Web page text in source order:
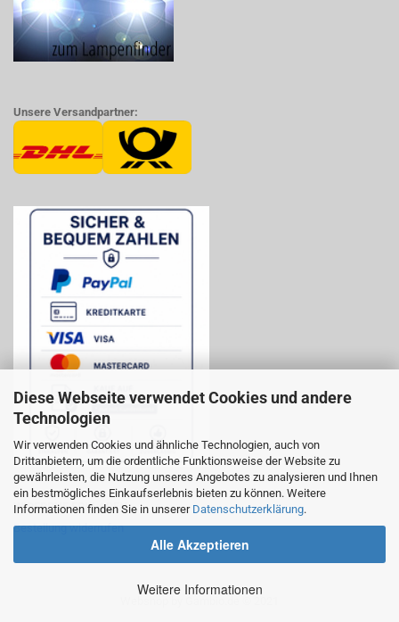
Diese Webseite verwendet Cookies und andere
Technologien
Wir verwenden Cookies und ähnliche Technologien, auch von
Drittanbietern, um die ordentliche Funktionsweise der Website zu
gewährleisten, die Nutzung unseres Angebotes zu analysieren und Ihnen
ein bestmögliches Einkaufserlebnis bieten zu können. Weitere
Informationen finden Sie in unserer Datenschutzerklärung.
Alle Akzeptieren
Weitere Informationen
Unsere Versandpartner:
WIDERRUF ERKLÄREN:
Bestellung widerrufen